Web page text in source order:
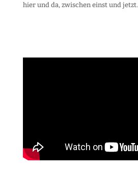
hier und da, zwischen einst und jetzt.